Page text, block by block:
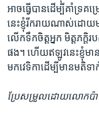
អាច​ធ្វើ​បាន​ដើម្បី​គាំទ្រ​
នេះ​ខ្ញុំ​រីករាយ​ណាស់​ដោ
លើកទឹកចិត្ត​អ្នក​ មិត្តភក្តិ​រ
ផង។ ហើយ​ឥឡូវ​នេះ​ខ្ញុំ​ម
មក​វេទិកា​ដើម្បី​មាន​មតិ​
ប្រែសម្រួល​ដោយ​លោក​ប៉ា